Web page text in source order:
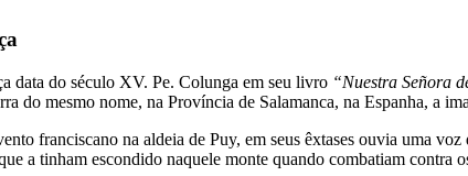
data do século XV. Pe. Colunga em seu livro “Nuestra Señora
do mesmo nome, na Província de Salamanca, na Espanha, a
franciscano na aldeia de Puy, em seus êxtases ouvia uma voz
a tinham escondido naquele monte quando combatiam contra